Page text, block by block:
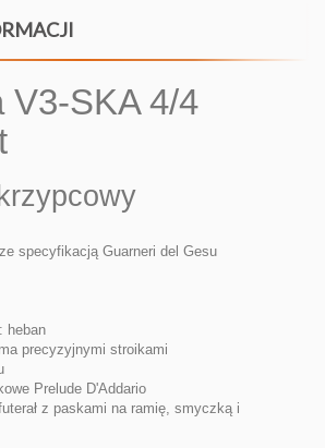
V3-SKA 4/4
specyfikacją Guarneri del Gesu
heban
precyzyjnymi stroikami
Prelude D'Addario
z paskami na ramię, smyczką i